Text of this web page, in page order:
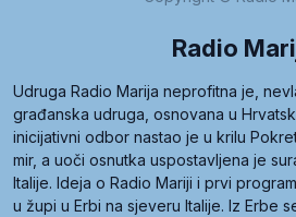
Radio
Udruga Radio Marija neprofitna je,
građanska udruga, osnovana u
inicijativni odbor nastao je u krilu
mir, a uoči osnutka uspostavljena je
Italije. Ideja o Radio Mariji i prvi
u župi u Erbi na sjeveru Italije. Iz Erbe